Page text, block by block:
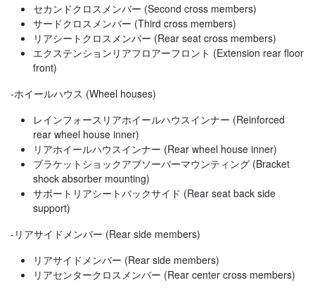
セカンドクロスメンバー (Second cross members)
サードクロスメンバー (Third cross members)
リアシートクロスメンバー (Rear seat cross members)
エクステンションリアフロアーフロント (Extension rear floor
front)
-ホイールハウス (Wheel houses)
レインフォースリアホイールハウスインナー (Reinforced
rear wheel house inner)
リアホイールハウスインナー (Rear wheel house inner)
ブラケットショックアブソーバーマウンティング (Bracket
shock absorber mounting)
サポートリアシートバックサイド (Rear seat back side
support)
-リアサイドメンバー (Rear side members)
リアサイドメンバー (Rear side members)
リアセンタークロスメンバー (Rear center cross members)